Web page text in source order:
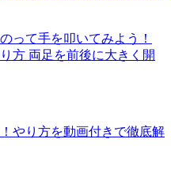
って手を叩いてみよう！
方 両足を前後に大きく開
やり方を動画付きで徹底解